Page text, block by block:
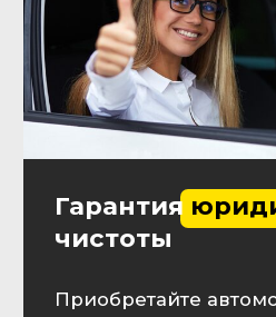
+7
пользовательское соглашение
Отправить заявку
течение 10 минут